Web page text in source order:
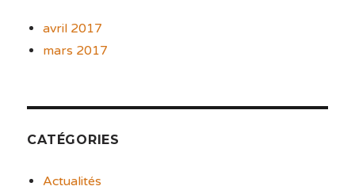
avril 2017
mars 2017
CATÉGORIES
Actualités